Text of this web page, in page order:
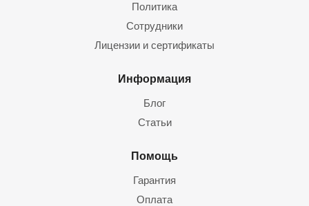
Политика
Сотрудники
Лицензии и сертификаты
Информация
Блог
Статьи
Помощь
Гарантия
Оплата